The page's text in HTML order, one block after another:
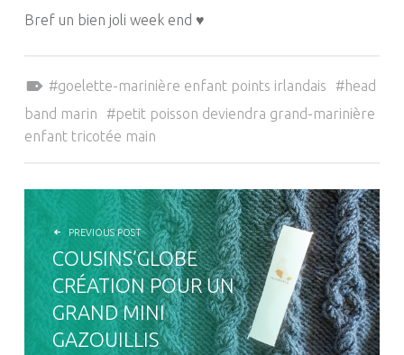
Bref un bien joli week end ♥
goelette-marinière enfant points irlandais
head
band marin
petit poisson deviendra grand-marinière
enfant tricotée main
NAVIGATION DE L’ARTICLE
PREVIOUS POST
COUSINS’GLOBE
CRÉATION POUR UN
GRAND MINI
GAZOUILLIS